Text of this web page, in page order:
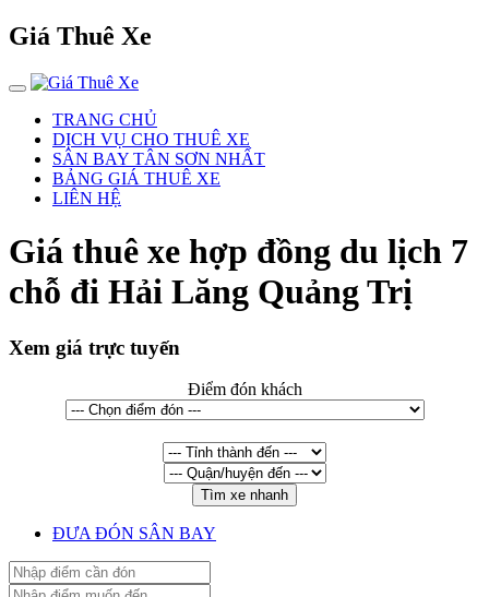
Giá Thuê Xe
TRANG CHỦ
DỊCH VỤ CHO THUÊ XE
SÂN BAY TÂN SƠN NHẤT
BẢNG GIÁ THUÊ XE
LIÊN HỆ
Giá thuê xe hợp đồng du lịch 7
chỗ đi Hải Lăng Quảng Trị
Xem giá trực tuyến
Điểm đón khách
Tìm xe nhanh
ĐƯA ĐÓN SÂN BAY